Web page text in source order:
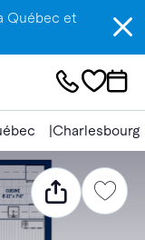
Québec et
Charlesbourg